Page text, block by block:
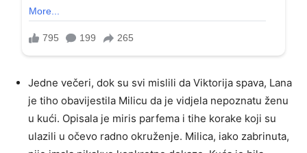
Jedne večeri, dok su svi mislili da Viktorija spava, Lana
je tiho obavijestila Milicu da je vidjela nepoznatu ženu
u kući. Opisala je miris parfema i tihe korake koji su
ulazili u očevo radno okruženje. Milica, iako zabrinuta,